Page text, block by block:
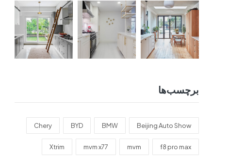
برچسب‌ها
Beijing Auto Show
BMW
BYD
Chery
f8 pro max
mvm
mvm x77
Xtrim